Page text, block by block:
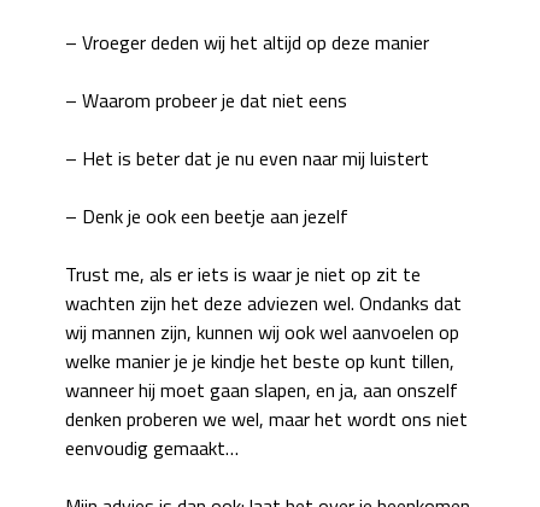
– Vroeger deden wij het altijd op deze manier
– Waarom probeer je dat niet eens
– Het is beter dat je nu even naar mij luistert
– Denk je ook een beetje aan jezelf
Trust me, als er iets is waar je niet op zit te
wachten zijn het deze adviezen wel. Ondanks dat
wij mannen zijn, kunnen wij ook wel aanvoelen op
welke manier je je kindje het beste op kunt tillen,
wanneer hij moet gaan slapen, en ja, aan onszelf
denken proberen we wel, maar het wordt ons niet
eenvoudig gemaakt…